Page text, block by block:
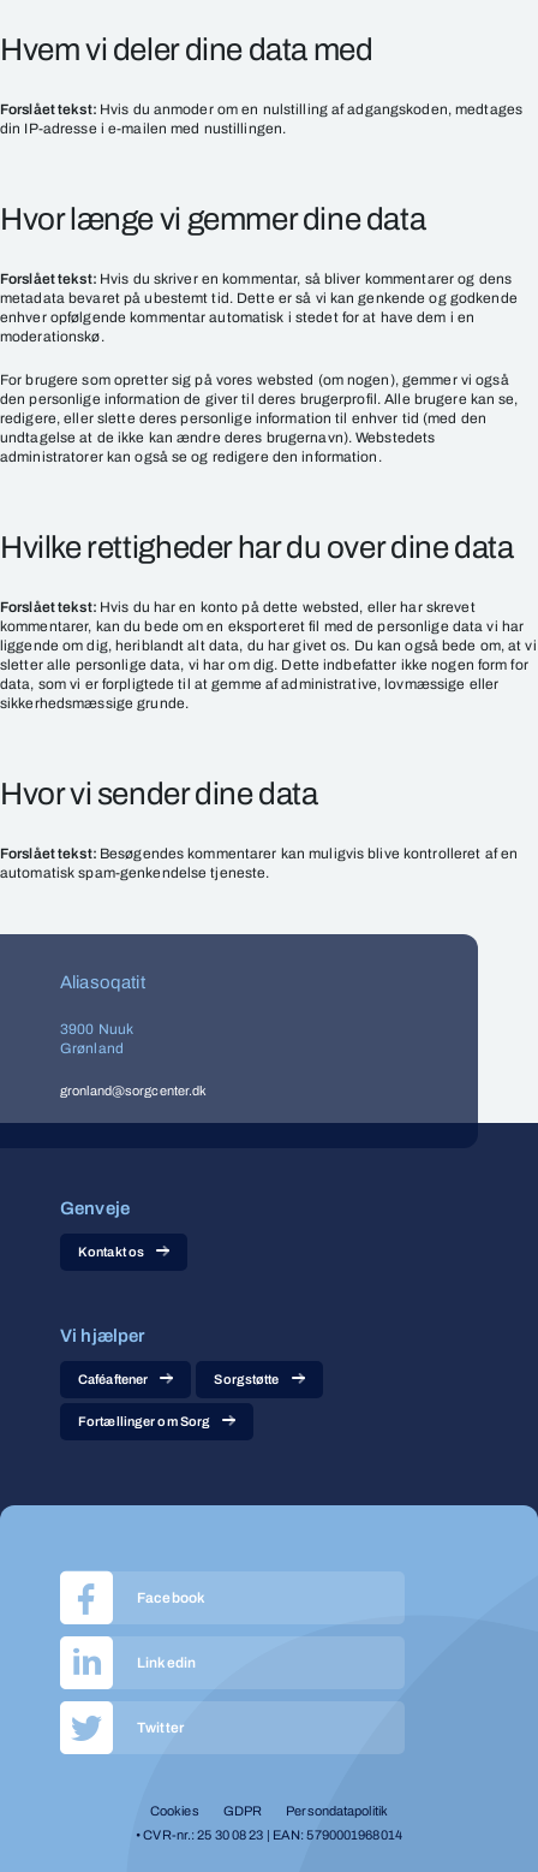
Hvem vi deler dine data med
Forslået tekst: Hvis du anmoder om en nulstilling af adgangskoden, medtages
din IP-adresse i e-mailen med nustillingen.
Hvor længe vi gemmer dine data
Forslået tekst: Hvis du skriver en kommentar, så bliver kommentarer og dens
metadata bevaret på ubestemt tid. Dette er så vi kan genkende og godkende
enhver opfølgende kommentar automatisk i stedet for at have dem i en
moderationskø.
For brugere som opretter sig på vores websted (om nogen), gemmer vi også
den personlige information de giver til deres brugerprofil. Alle brugere kan se,
redigere, eller slette deres personlige information til enhver tid (med den
undtagelse at de ikke kan ændre deres brugernavn). Webstedets
administratorer kan også se og redigere den information.
Hvilke rettigheder har du over dine data
Forslået tekst: Hvis du har en konto på dette websted, eller har skrevet
kommentarer, kan du bede om en eksporteret fil med de personlige data vi har
liggende om dig, heriblandt alt data, du har givet os. Du kan også bede om, at vi
sletter alle personlige data, vi har om dig. Dette indbefatter ikke nogen form for
data, som vi er forpligtede til at gemme af administrative, lovmæssige eller
sikkerhedsmæssige grunde.
Hvor vi sender dine data
Forslået tekst: Besøgendes kommentarer kan muligvis blive kontrolleret af en
automatisk spam-genkendelse tjeneste.
Aliasoqatit
3900 Nuuk
Grønland
gronland@sorgcenter.dk
Genveje
Kontakt os
Cookies GDPR
Persondatapolitik
• CVR-nr.: 25 30 08 23 | EAN: 5790001968014
Vi hjælper
Caféaftener Sorgstøtte
Fortællinger om Sorg
Facebook
Linkedin
Twitter